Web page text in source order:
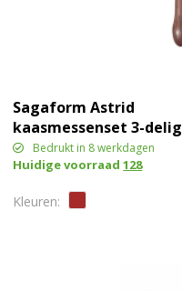
Sagaform Astrid
kaasmessenset 3-delig
Bedrukt in 8 werkdagen
Huidige voorraad128